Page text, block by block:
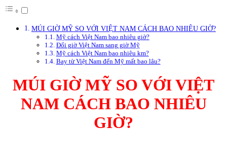
MÚI GIỜ MỸ SO VỚI VIỆT NAM CÁCH BAO NHIÊU GIỜ?
Mỹ cách Việt Nam bao nhiêu giờ?
Đổi giờ Việt Nam sang giờ Mỹ
Mỹ cách Việt Nam bao nhiêu km?
Bay từ Việt Nam đến Mỹ mất bao lâu?
MÚI GIỜ MỸ SO VỚI VIỆT
NAM CÁCH BAO NHIÊU
GIỜ?